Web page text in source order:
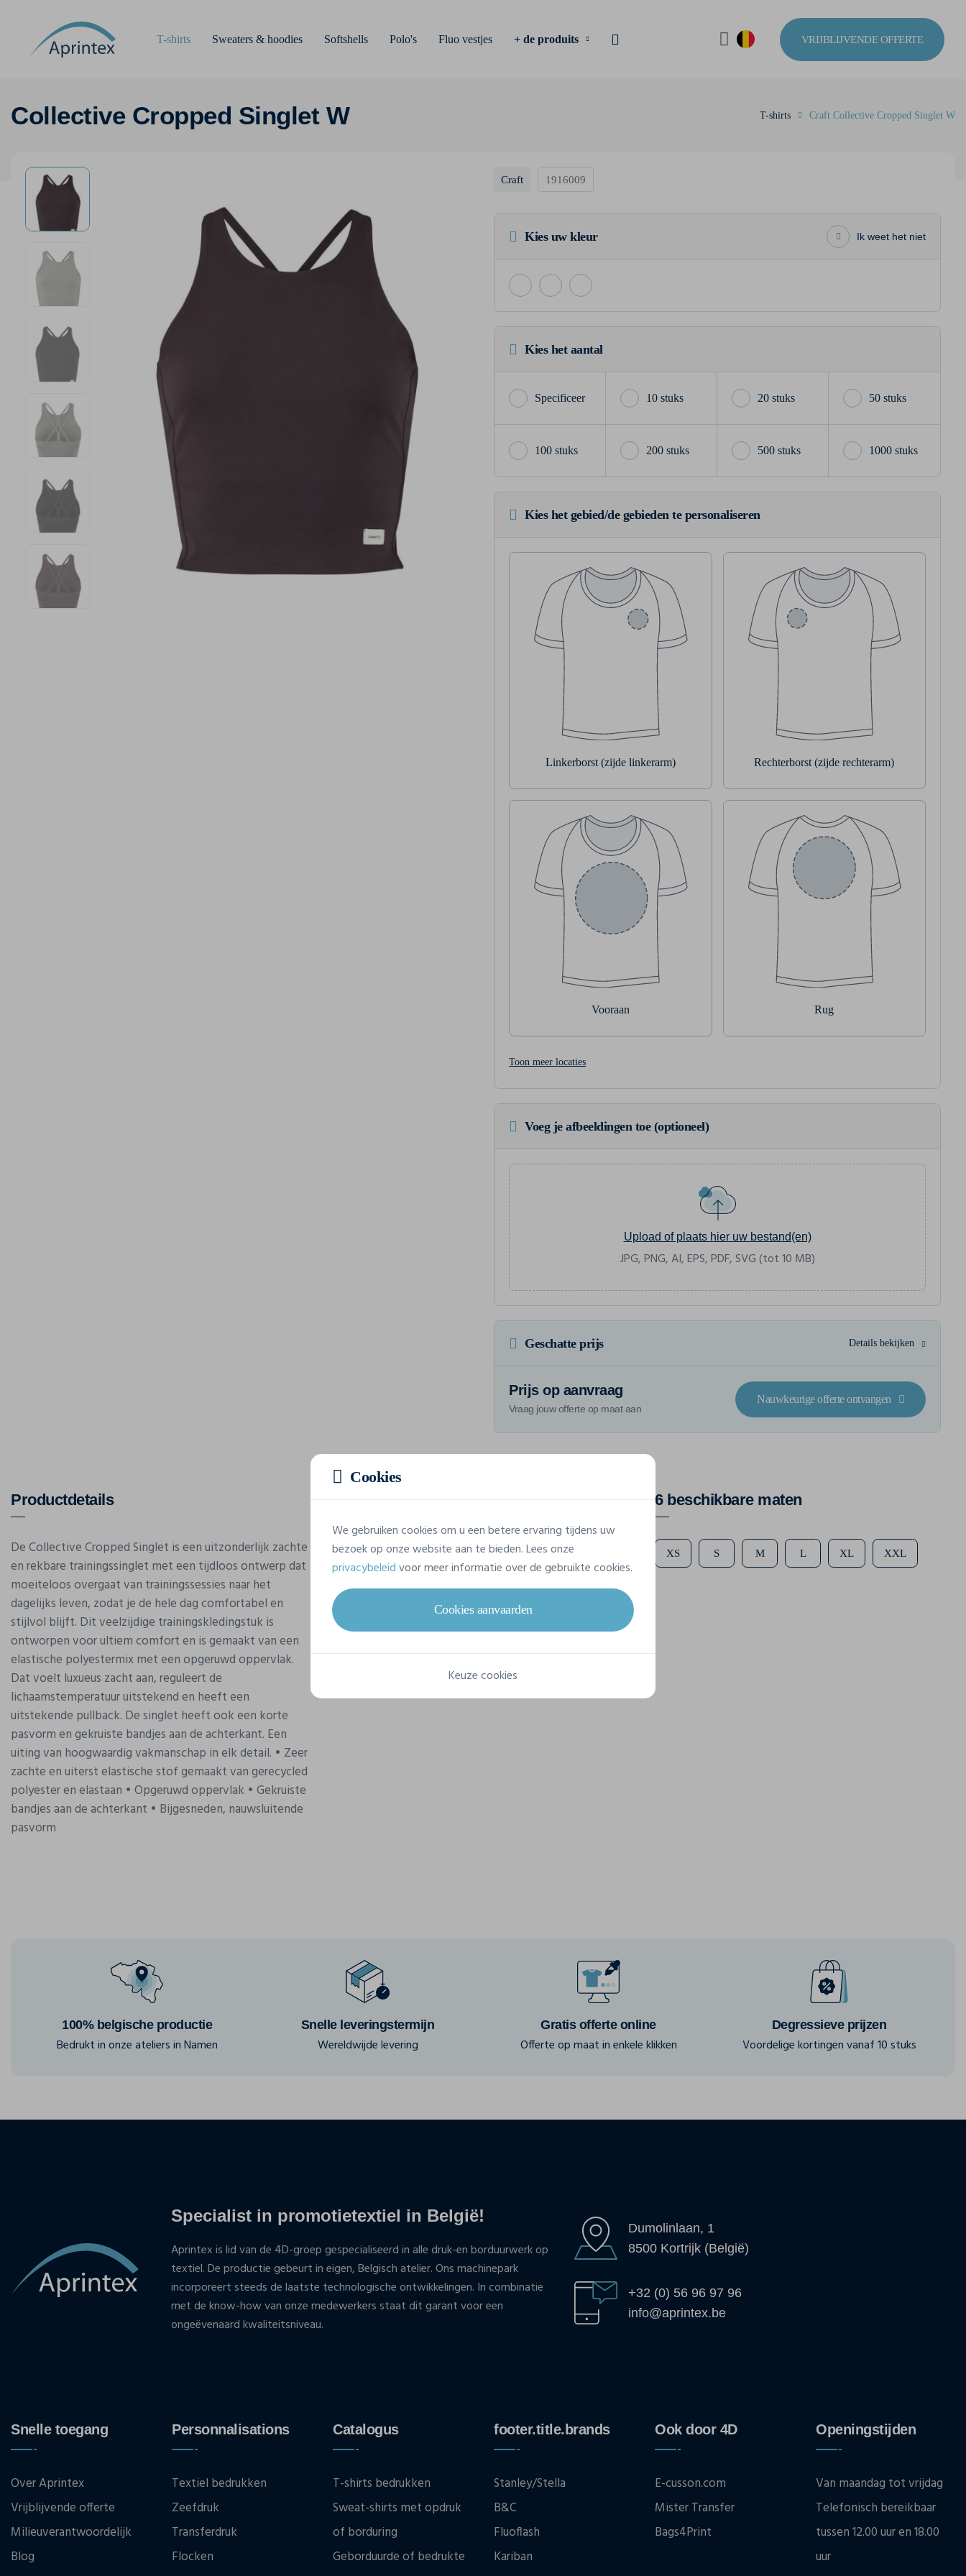
T-shirts Sweaters & hoodies Softshells Polo's Fluo vestjes + de produits VRIJBLIJVENDE OFFERTE
Collective Cropped Singlet W T-shirts Craft Collective Cropped Singlet W
Craft 1916009
Kies uw kleur Ik weet het niet
Kies het aantal
10 stuks 20 stuks 50 stuks
100 stuks 200 stuks 500 stuks 1000 stuks
Kies het gebied/de gebieden te personaliseren
Linkerborst (zijde linkerarm) Rechterborst (zijde rechterarm)
Vooraan Rug
Toon meer locaties
Voeg je afbeeldingen toe (optioneel)
Upload of plaats hier uw bestand(en)
JPG, PNG, AI, EPS, PDF, SVG (tot 10 MB)
Geschatte prijs Details bekijken
Prijs op aanvraag
Vraag jouw offerte op maat aan
Nauwkeurige offerte ontvangen
Productdetails
De Collective Cropped Singlet is een uitzonderlijk zachte
en rekbare trainingssinglet met een tijdloos ontwerp dat
moeiteloos overgaat van trainingssessies naar het
dagelijks leven, zodat je de hele dag comfortabel en
stijlvol blijft. Dit veelzijdige trainingskledingstuk is
ontworpen voor ultiem comfort en is gemaakt van een
elastische polyestermix met een opgeruwd oppervlak.
Dat voelt luxueus zacht aan, reguleert de
lichaamstemperatuur uitstekend en heeft een
uitstekende pullback. De singlet heeft ook een korte
pasvorm en gekruiste bandjes aan de achterkant. Een
uiting van hoogwaardig vakmanschap in elk detail. • Zeer
zachte en uiterst elastische stof gemaakt van gerecycled
polyester en elastaan • Opgeruwd oppervlak • Gekruiste
bandjes aan de achterkant • Bijgesneden, nauwsluitende
pasvorm
Eigenschappen
Merk
Samenstelling
77% Polyester Recycled, 23% Elastane
6 beschikbare maten
XS S M L XL XXL
100% belgische productie
Bedrukt in onze ateliers in Namen
Snelle leveringstermijn
Wereldwijde levering
Gratis offerte online
Offerte op maat in enkele klikken
Degressieve prijzen
Voordelige kortingen vanaf 10 stuks
Specialist in promotietextiel in België!
Aprintex is lid van de 4D-groep gespecialiseerd in alle druk-en borduurwerk op
textiel. De productie gebeurt in eigen, Belgisch atelier. Ons machinepark
incorporeert steeds de laatste technologische ontwikkelingen. In combinatie
met de know-how van onze medewerkers staat dit garant voor een
ongeëvenaard kwaliteitsniveau.
Dumolinlaan, 1
8500 Kortrijk (België)
+32 (0) 56 96 97 96
info@aprintex.be
Snelle toegang
Over Aprintex
Vrijblijvende offerte
Milieuverantwoordelijk
Blog
Personnalisations
Textiel bedrukken
Zeefdruk
Transferdruk
Flocken
Catalogus
T-shirts bedrukken
Sweat-shirts met opdruk
of borduring
Geborduurde of bedrukte
footer.title.brands
Stanley/Stella
B&C
Fluoflash
Kariban
Ook door 4D
E-cusson.com
Mister Transfer
Bags4Print
Openingstijden
Van maandag tot vrijdag
Telefonisch bereikbaar
tussen 12.00 uur en 18.00
uur
Cookies
We gebruiken cookies om u een betere ervaring tijdens uw
bezoek op onze website aan te bieden. Lees onze
privacybeleidvoor meer informatie over de gebruikte cookies.
Cookies aanvaarden
Keuze cookies